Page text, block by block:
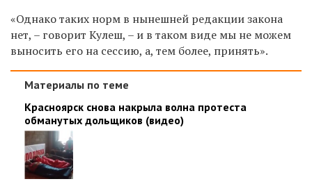
«Однако таких норм в нынешней редакции закона
нет, – говорит Кулеш, – и в таком виде мы не можем
выносить его на сессию, а, тем более, принять».
Материалы по теме
Красноярск снова накрыла волна протеста
обманутых дольщиков (видео)